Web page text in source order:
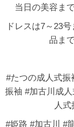
当日の美容ま
ドレスは7～23
品ま
#たつの成人式振
振袖 #加古川成
人
#姫路 #加古川 #